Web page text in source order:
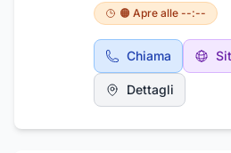
esigenze di
Disponiamo di carrelli
magazzinieri. Per il
di carrelli elevatori
riguarda i magazzinieri
elevatori trasportatori a
organizzato
🟠 Apre alle --:--
Chiama
Dettagli